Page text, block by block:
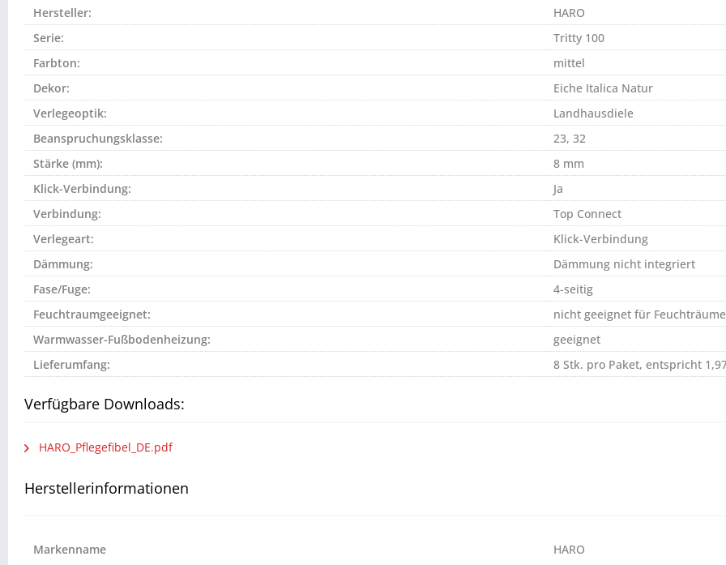
Hersteller:
HARO
Serie:
Tritty 100
Farbton:
mittel
Dekor:
Eiche Italica Natur
Verlegeoptik:
Landhausdiele
Beanspruchungsklasse:
23, 32
Stärke (mm):
8 mm
Klick-Verbindung:
Ja
Verbindung:
Top Connect
Verlegeart:
Klick-Verbindung
Dämmung:
Dämmung nicht integriert
Fase/Fuge:
4-seitig
Feuchtraumgeeignet:
nicht geeignet für Feuchträume
Warmwasser-Fußbodenheizung:
geeignet
Lieferumfang:
8 Stk. pro Paket, entspricht
Verfügbare Downloads:
HARO_Pflegefibel_DE.pdf
Herstellerinformationen
Markenname HARO